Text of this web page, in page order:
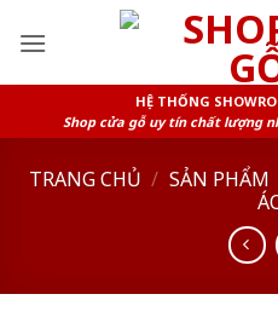
HỆ THỐNG
Shop cửa gỗ uy tín chất lượng
TRANG CHỦ / SẢN PHẨM